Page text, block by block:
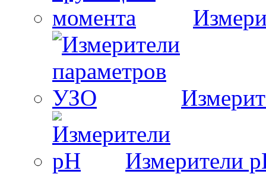
Измерители